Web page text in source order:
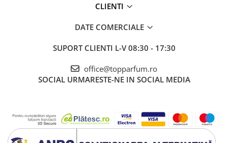
CLIENTI
DATE COMERCIALE
SUPORT CLIENTI L-V 08:30 - 17:30
office@topparfum.ro
SOCIAL URMARESTE-NE IN SOCIAL MEDIA